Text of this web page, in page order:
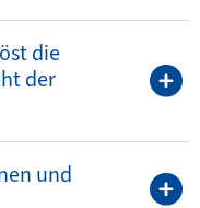
die
der
und